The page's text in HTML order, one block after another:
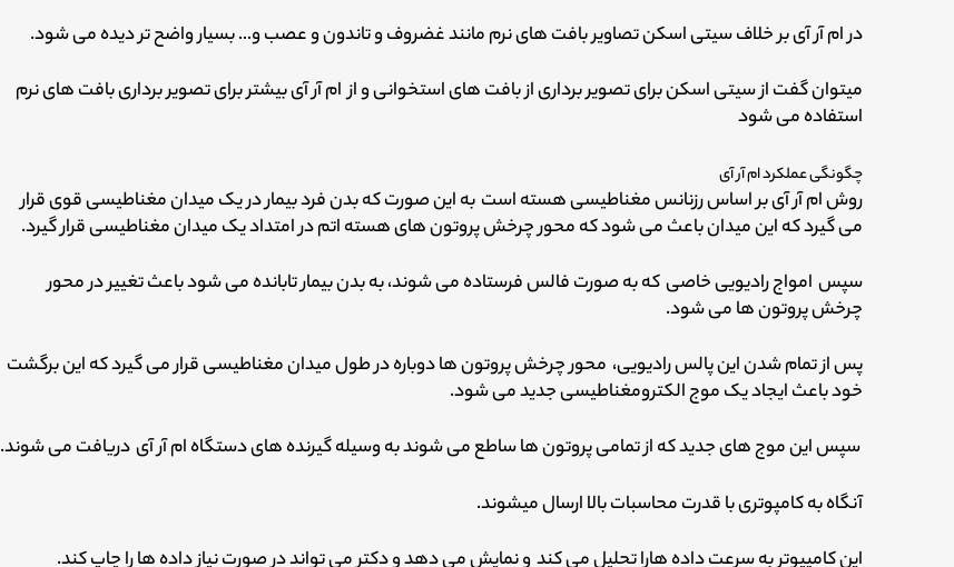
در ام آر آی بر خلاف سیتی اسکن تصاویر بافت های نرم مانند غضروف و تاندون و عصب و… بسیار واضح تر دیده می شود.
میتوان گفت از سیتی اسکن برای تصویر برداری از بافت های استخوانی و از ام آر آی بیشتر برای تصویر برداری بافت های نرم
استفاده می شود
چگونگی عملکرد ام آر آی
روش ام آر آی بر اساس رزنانس مغناطیسی هسته است به این صورت که بدن فرد بیمار در یک میدان مغناطیسی قوی قرار
می گیرد که این میدان باعث می شود که محور چرخش پروتون های هسته اتم در امتداد یک میدان مغناطیسی قرار گیرد.
سپس امواج رادیویی خاصی که به صورت فالس فرستاده می شوند، به بدن بیمار تابانده می شود باعث تغییر در محور
چرخش پروتون ها می شود.
پس از تمام شدن این پالس رادیویی، محور چرخش پروتون ها دوباره در طول میدان مغناطیسی قرار می گیرد که این برگشت
خود باعث ایجاد یک موج الکترومغناطیسی جدید می شود.
سپس این موج های جدید که از تمامی پروتون ها ساطع می شوند به وسیله گیرنده های دستگاه ام آر آی دریافت می شوند.
آنگاه به کامپوتری با قدرت محاسبات بالا ارسال میشوند.
این کامپیوتر به سرعت داده هارا تحلیل می کند و نمایش می دهد و دکتر می تواند در صورت نیاز داده ها را چاپ کند.